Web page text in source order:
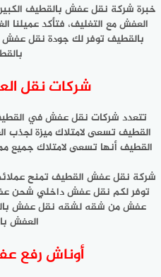
خبرة شركة نقل عفش بالقطيف
العفش مع التغليف، فتأكد
بالقطيف توفر لك جودة نقل
شركات نقل
تتعدد شركات نقل عفش في
القطيف تسعى لامتلاك ميزة لجذب
القطيف أنها تسعى لامتلاك جميع
شركة نقل عفش القطيف تمنح
توفر لكم نقل عفش داخلي شحن
عفش من شقه لشقه نقل عفش
العفش
أوناش رفع